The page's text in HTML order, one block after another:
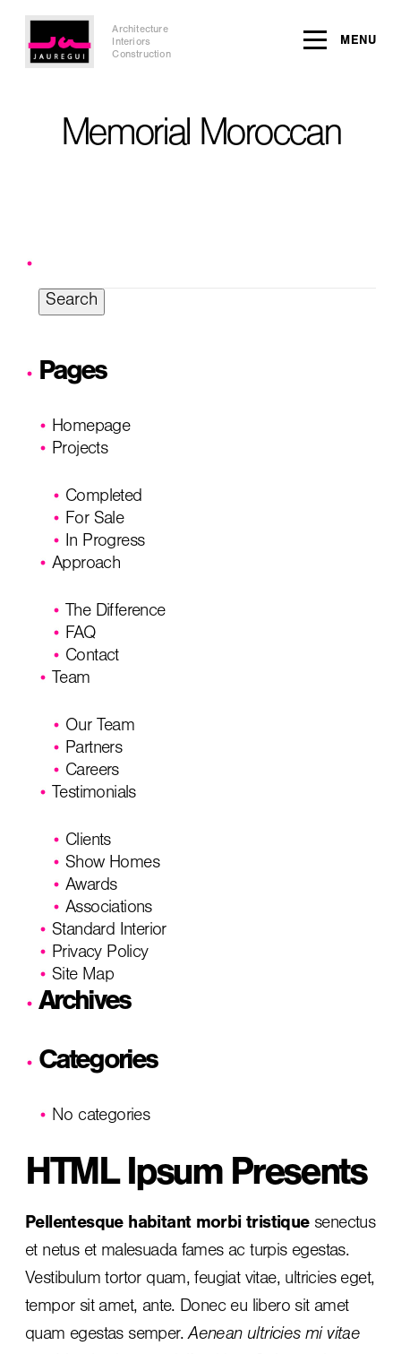
Architecture
Interiors
Construction
MENU
Memorial Moroccan
Pages
Homepage
Projects
Completed
For Sale
In Progress
Approach
The Difference
FAQ
Contact
Team
Our Team
Partners
Careers
Testimonials
Clients
Show Homes
Awards
Associations
Standard Interior
Privacy Policy
Site Map
Archives
Categories
No categories
HTML Ipsum Presents
Pellentesque habitant morbi tristiquesenectus
et netus et malesuada fames ac turpis egestas.
Vestibulum tortor quam, feugiat vitae, ultricies eget,
tempor sit amet, ante. Donec eu libero sit amet
quam egestas semper.Aenean ultricies mi vitae